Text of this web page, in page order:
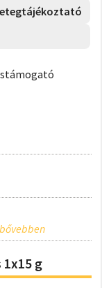
1x15 g